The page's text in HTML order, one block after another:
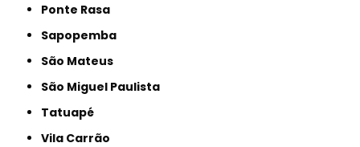
Ponte Rasa
Sapopemba
São Mateus
São Miguel Paulista
Tatuapé
Vila Carrão